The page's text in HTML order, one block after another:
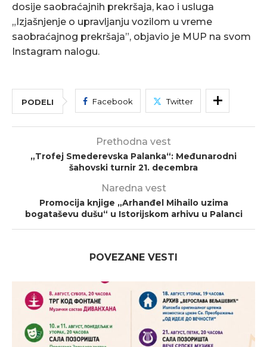
dosije saobraćajnih prekršaja, kao i usluga
„Izjašnjenje o upravljanju vozilom u vreme
saobraćajnog prekršaja”, objavio je MUP na svom
Instagram nalogu.
PODELI Facebook Twitter
Prethodna vest
„Trofej Smederevska Palanka“: Međunarodni
šahovski turnir 21. decembra
Naredna vest
Promocija knjige „Arhanđel Mihailo uzima
bogataševu dušu“ u Istorijskom arhivu u Palanci
POVEZANE VESTI